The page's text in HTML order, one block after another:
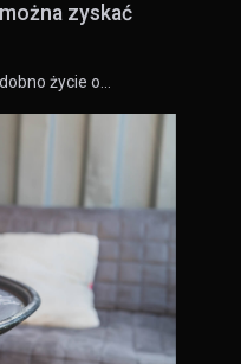
zyskać
życie o…